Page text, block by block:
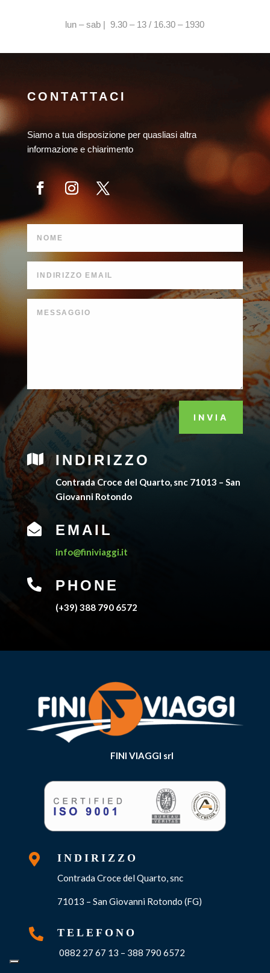
lun – sab | 9.30 – 13 / 16.30 – 1930
CONTATTACI
Siamo a tua disposizione per quasliasi altra
informazione e chiarimento
INVIA
 INDIRIZZO
Contrada Croce del Quarto, snc 71013 – San
Giovanni Rotondo
 EMAIL
info@finiviaggi.it
 PHONE
(+39) 388 790 6572
FINI VIAGGI srl
 INDIRIZZO
Contrada Croce del Quarto, snc
71013 – San Giovanni Rotondo (FG)
 TELEFONO
0882 27 67 13 – 388 790 6572